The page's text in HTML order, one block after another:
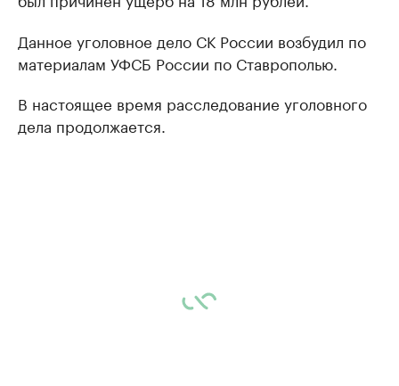
Данное уголовное дело СК России возбудил по
материалам УФСБ России по Ставрополью.
В настоящее время расследование уголовного
дела продолжается.